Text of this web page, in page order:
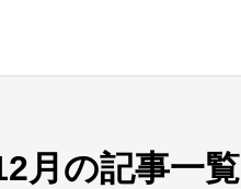
月の記事一覧